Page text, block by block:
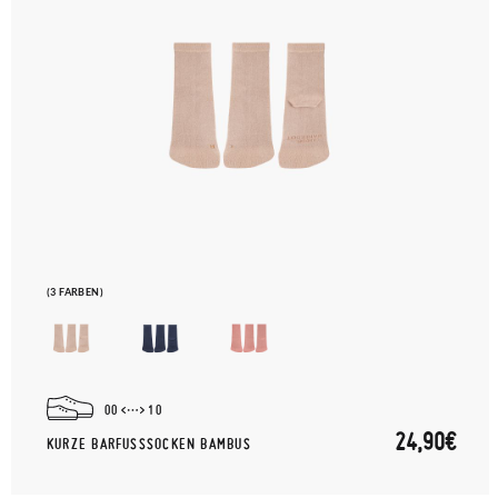
(3 FARBEN)
00 10
KURZE BARFUSSSOCKEN BAMBUS 24,90€